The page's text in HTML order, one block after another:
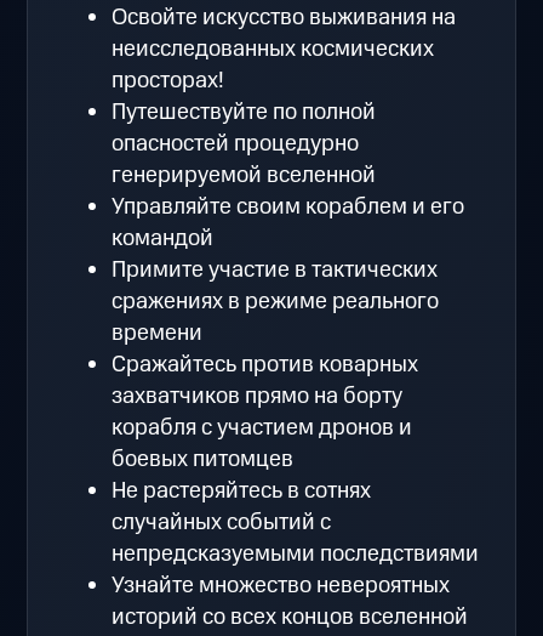
Освойте искусство выживания на
неисследованных космических
просторах!
Путешествуйте по полной
опасностей процедурно
генерируемой вселенной
Управляйте своим кораблем и его
командой
Примите участие в тактических
сражениях в режиме реального
времени
Сражайтесь против коварных
захватчиков прямо на борту
корабля с участием дронов и
боевых питомцев
Не растеряйтесь в сотнях
случайных событий с
непредсказуемыми последствиями
Узнайте множество невероятных
историй со всех концов вселенной